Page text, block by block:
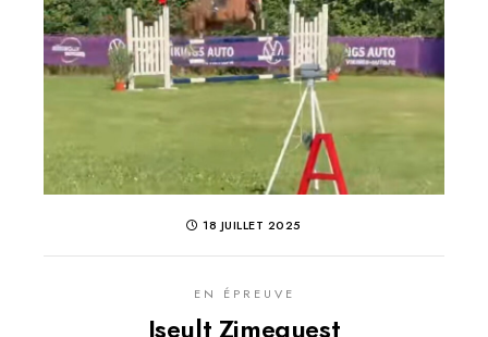
18 JUILLET 2025
EN ÉPREUVE
Iseult Zimequest